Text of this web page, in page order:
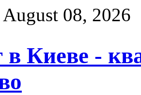
August 08, 2026
в Киеве -